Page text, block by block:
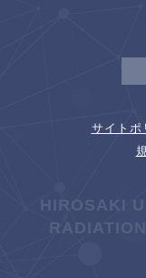
サイトポ
HIROSAKI